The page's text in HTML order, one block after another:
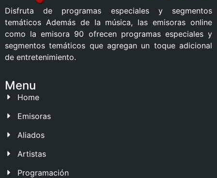
Disfruta de programas especiales y segmentos
temáticos Además de la música, las emisoras online
como la emisora 90 ofrecen programas especiales y
segmentos temáticos que agregan un toque adicional
de entretenimiento.
Menu
Home
Emisoras
Aliados
Artistas
Programación